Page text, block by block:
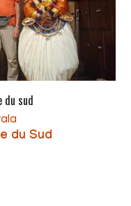
du sud
du Sud